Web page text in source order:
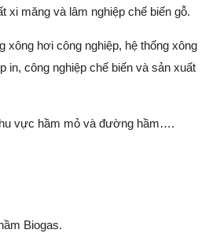
xi măng và lâm nghiệp chế biến gỗ.
xông hơi công nghiệp, hệ thống xông
in, công nghiệp chế biến và sản xuất
vực hầm mỏ và đường hầm….
Biogas.